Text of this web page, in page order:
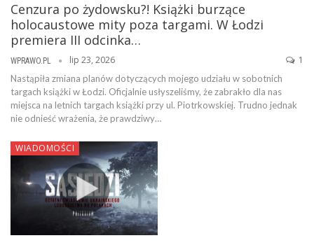
Cenzura po żydowsku?! Książki burzące
holocaustowe mity poza targami. W Łodzi
premiera III odcinka…
WPRAWO.PL lip 23, 2026 1
Nastąpiła zmiana planów dotyczących mojego udziału w sobotnich
targach książki w Łodzi. Oficjalnie usłyszeliśmy, że zabrakło dla nas
miejsca na letnich targach książki przy ul. Piotrkowskiej. Trudno jednak
nie odnieść wrażenia, że prawdziwy…
WIADOMOŚCI